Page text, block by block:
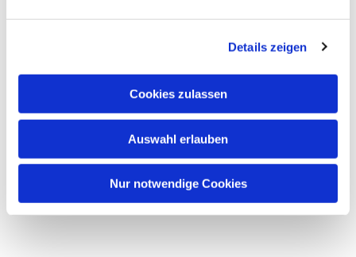
Details zeigen
Cookies zulassen
Auswahl erlauben
Nur notwendige Cookies
Dies könnte Sie auch
interessieren